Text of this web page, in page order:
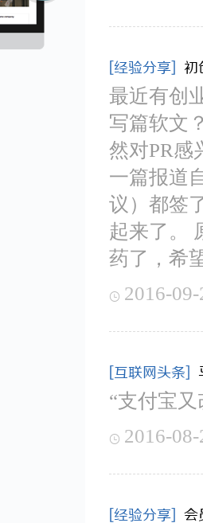
[经验分享] 初
最近有创
写篇软文
然对PR感
一篇报道
议）都签
起来了。
药了，希
 2016-
[互联网头条]
“支付宝
 2016-
[经验分享] 会